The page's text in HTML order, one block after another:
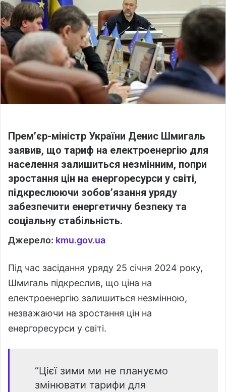
w
o
n
X
n
e
m
a
l
Прем’єр-міністр України Денис Шмигаль
заявив, що тариф на електроенергію для
населення залишиться незмінним, попри
зростання цін на енергоресурси у світі,
підкреслюючи зобов’язання уряду
забезпечити енергетичну безпеку та
соціальну стабільність.
Джерело: kmu.gov.ua
Під час засідання уряду 25 січня 2024 року,
Шмигаль підкреслив, що ціна на
електроенергію залишиться незмінною,
незважаючи на зростання цін на
енергоресурси у світі.
“Цієї зими ми не плануємо
змінювати тарифи для